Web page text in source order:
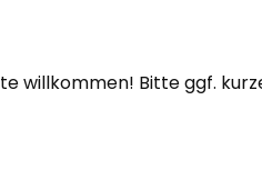
willkommen! Bitte ggf.